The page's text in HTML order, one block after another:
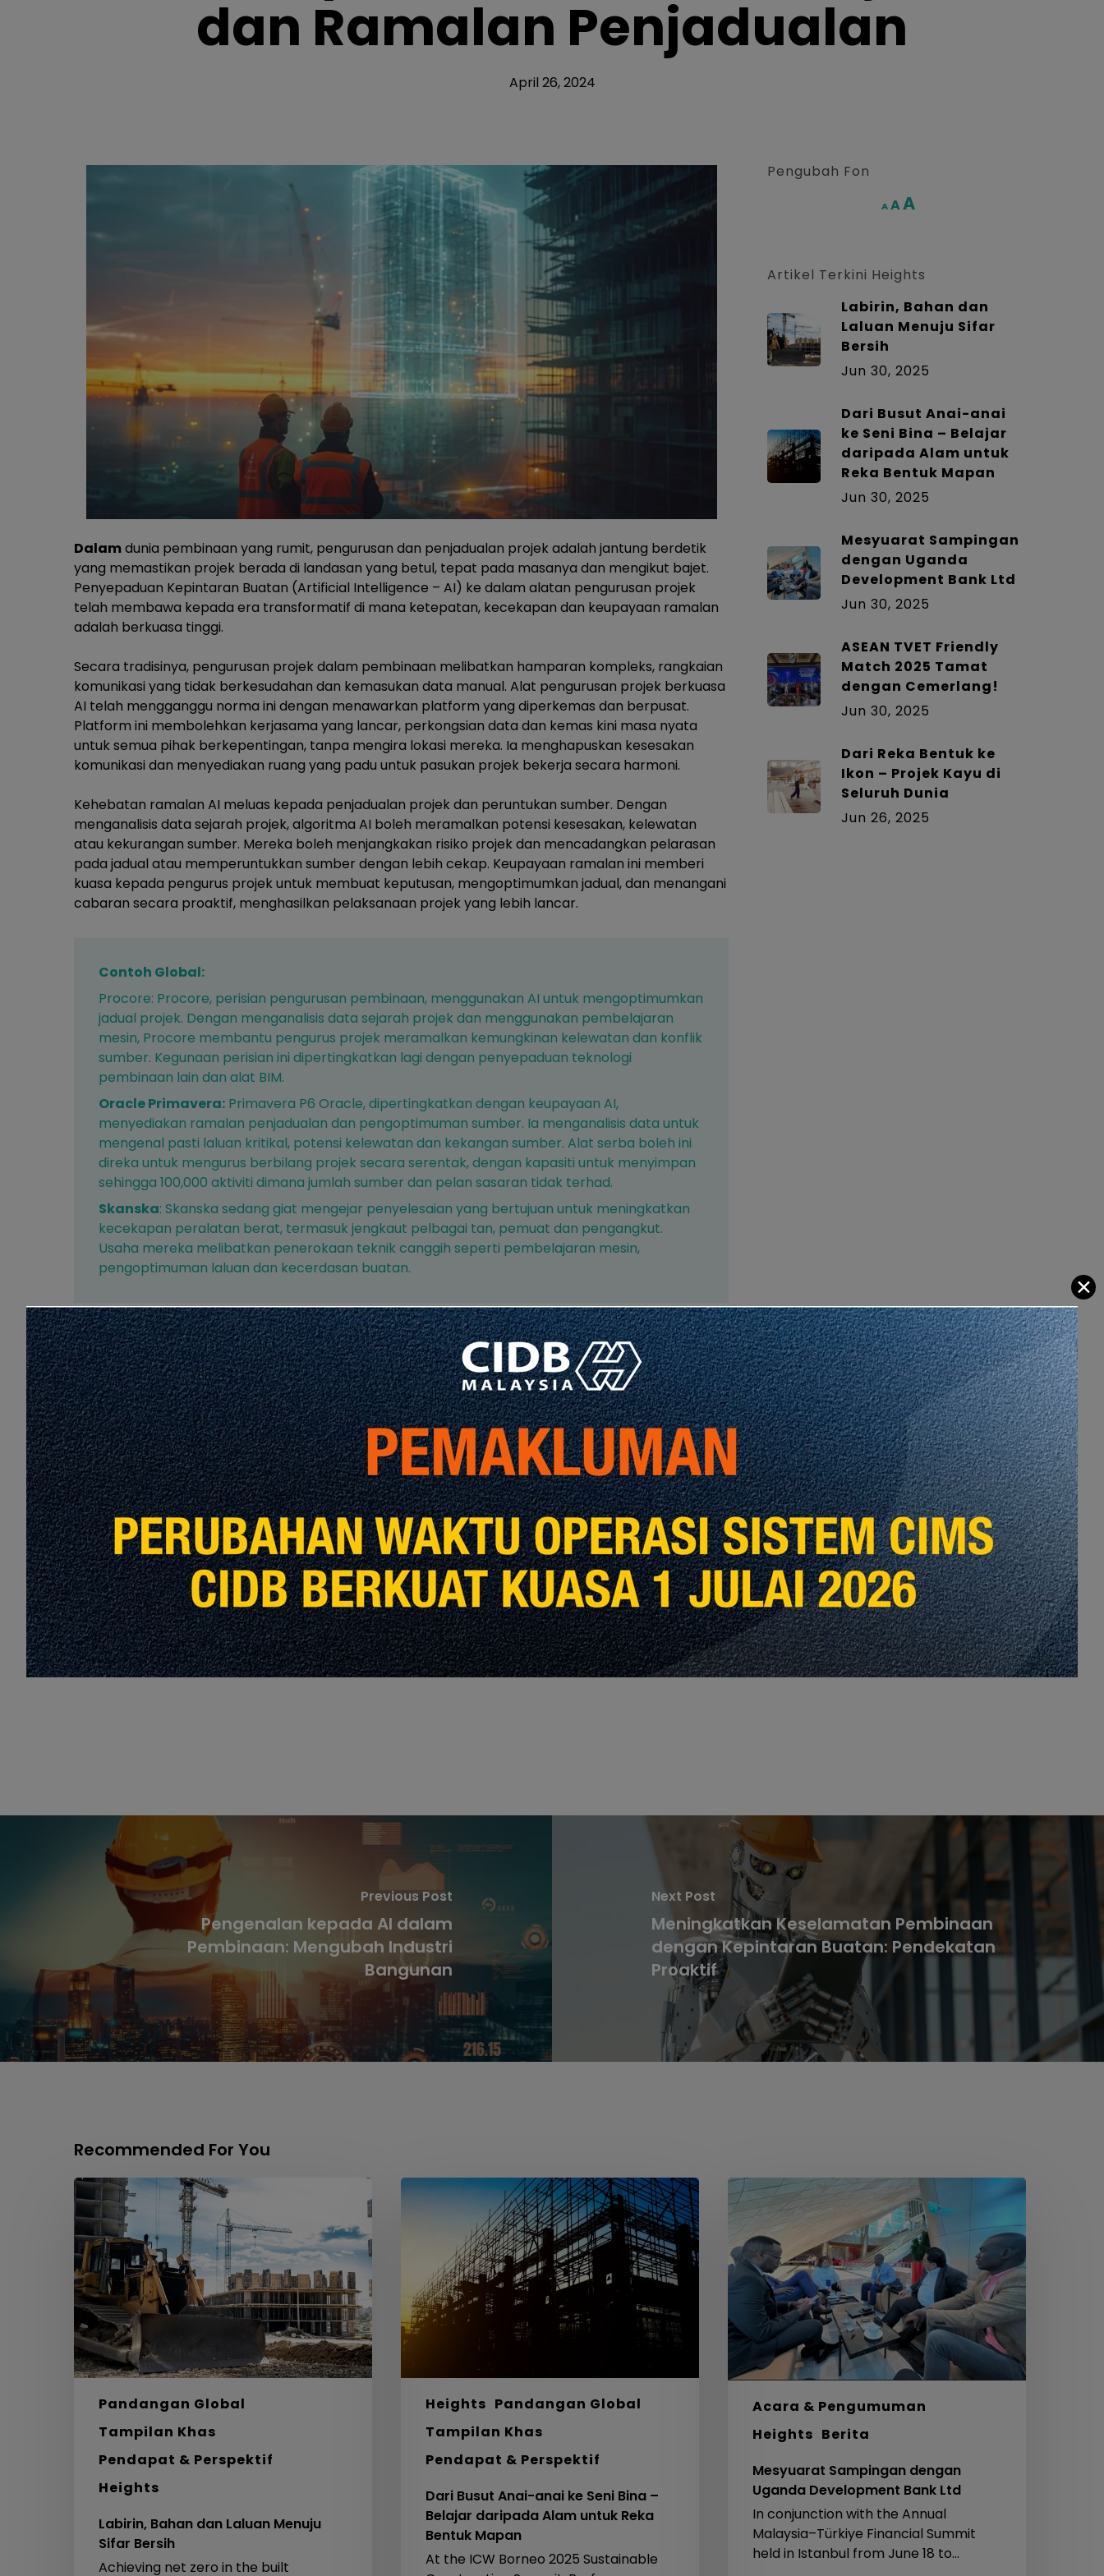
dan Ramalan Penjadualan
April 26, 2024
Dalamdunia pembinaan yang rumit, pengurusan dan penjadualan projek adalah jantung berdetik
yang memastikan projek berada di landasan yang betul, tepat pada masanya dan mengikut bajet.
Penyepaduan Kepintaran Buatan (Artificial Intelligence – AI) ke dalam alatan pengurusan projek
telah membawa kepada era transformatif di mana ketepatan, kecekapan dan keupayaan ramalan
adalah berkuasa tinggi.
Secara tradisinya, pengurusan projek dalam pembinaan melibatkan hamparan kompleks, rangkaian
komunikasi yang tidak berkesudahan dan kemasukan data manual. Alat pengurusan projek berkuasa
AI telah mengganggu norma ini dengan menawarkan platform yang diperkemas dan berpusat.
Platform ini membolehkan kerjasama yang lancar, perkongsian data dan kemas kini masa nyata
untuk semua pihak berkepentingan, tanpa mengira lokasi mereka. Ia menghapuskan kesesakan
komunikasi dan menyediakan ruang yang padu untuk pasukan projek bekerja secara harmoni.
Kehebatan ramalan AI meluas kepada penjadualan projek dan peruntukan sumber. Dengan
menganalisis data sejarah projek, algoritma AI boleh meramalkan potensi kesesakan, kelewatan
atau kekurangan sumber. Mereka boleh menjangkakan risiko projek dan mencadangkan pelarasan
pada jadual atau memperuntukkan sumber dengan lebih cekap. Keupayaan ramalan ini memberi
kuasa kepada pengurus projek untuk membuat keputusan, mengoptimumkan jadual, dan menangani
cabaran secara proaktif, menghasilkan pelaksanaan projek yang lebih lancar.
Contoh Global:
Procore: Procore, perisian pengurusan pembinaan, menggunakan AI untuk mengoptimumkan
jadual projek. Dengan menganalisis data sejarah projek dan menggunakan pembelajaran
mesin, Procore membantu pengurus projek meramalkan kemungkinan kelewatan dan konflik
sumber. Kegunaan perisian ini dipertingkatkan lagi dengan penyepaduan teknologi
pembinaan lain dan alat BIM.
Oracle Primavera:Primavera P6 Oracle, dipertingkatkan dengan keupayaan AI,
menyediakan ramalan penjadualan dan pengoptimuman sumber. Ia menganalisis data untuk
mengenal pasti laluan kritikal, potensi kelewatan dan kekangan sumber. Alat serba boleh ini
direka untuk mengurus berbilang projek secara serentak, dengan kapasiti untuk menyimpan
sehingga 100,000 aktiviti dimana jumlah sumber dan pelan sasaran tidak terhad.
Skanska: Skanska sedang giat mengejar penyelesaian yang bertujuan untuk meningkatkan
kecekapan peralatan berat,termasuk jengkaut pelbagai tan, pemuat dan pengangkut.
Usaha mereka melibatkan penerokaan teknik canggih seperti pembelajaran mesin,
pengoptimuman laluan dan kecerdasan buatan.
Pada bahagian akan datang, HEIGHTS akan mendedahkan Impak AI terhadap Kawalan
Kualiti, Pemeriksaan dan Pematuhan dalam Pembinaan.
Artikel 1: Pengenalan kepada AI dalam Pembinaan: Mengubah Industri Bangunan
Artikel 2: AI Merevolusikan Seni Bina: Pemilihan Tapak Lebih Pintar dan Reka Bentuk Mampan
Artikel 3: Meningkatkan Keselamatan Pembinaan dengan Kepintaran Buatan: Pendekatan Proaktif
Artikel 5: Meningkatkan Kawalan Kualiti Pembinaan dengan AI: Ketepatan, Kecekapan dan
Pematuhan
Love 0 Share Share Share
Pengubah Fon
A Decrease
AReset
AIncrease
Artikel Terkini Heights
Labirin, Bahan dan
Laluan Menuju Sifar
Bersih
Jun 30, 2025
Dari Busut Anai-anai
ke Seni Bina – Belajar
daripada Alam untuk
Reka Bentuk Mapan
Jun 30, 2025
Mesyuarat Sampingan
dengan Uganda
Development Bank Ltd
Jun 30, 2025
ASEAN TVET Friendly
Match 2025 Tamat
dengan Cemerlang!
Jun 30, 2025
Dari Reka Bentuk ke
Ikon – Projek Kayu di
Seluruh Dunia
Jun 26, 2025
Previous Post
Pengenalan kepada AI dalam
Pembinaan: Mengubah Industri
Bangunan
Next Post
Meningkatkan Keselamatan Pembinaan
dengan Kepintaran Buatan: Pendekatan
Proaktif
Recommended For You
Pandangan Global
Tampilan Khas
Pendapat & Perspektif
Heights
Labirin,
Bahan
dan
Laluan
Menuju
Sifar
Bersih
Labirin, Bahan dan Laluan Menuju
Sifar Bersih
Achieving net zero in the built
Heights Pandangan Global
Tampilan Khas
Pendapat & Perspektif
Dari
Seni
Bina
–
Belajar
Alam
untuk
Reka
Bentuk
Mapan
Dari Busut Anai-anai ke Seni Bina –
Belajar daripada Alam untuk Reka
Bentuk Mapan
At the ICW Borneo 2025 Sustainable
Acara & Pengumuman
Heights Berita
Mesyuarat
Sampingan
dengan
Uganda
Development
Mesyuarat Sampingan dengan
Uganda Development Bank Ltd
In conjunction with the Annual
Malaysia–Türkiye Financial Summit
held in Istanbul from June 18 to…